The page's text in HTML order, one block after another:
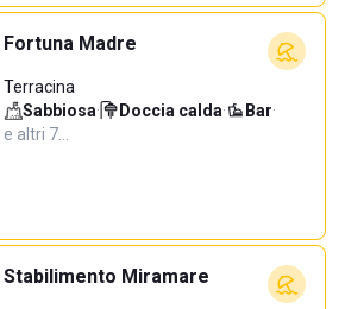
Fortuna Madre
Terracina
Sabbiosa· Doccia calda· Bar·
e altri 7…
Stabilimento Miramare